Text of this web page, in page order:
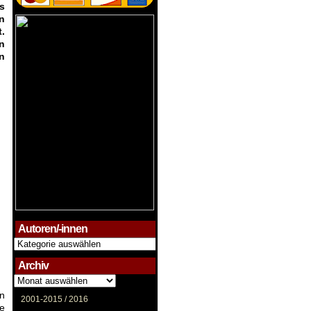
Autoren/-innen
Autoren/-
innen
Archiv
Archiv
2001-2015 /2016